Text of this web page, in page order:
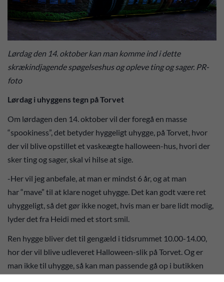
Lørdag den 14. oktober kan man komme ind i dette
skrækindjagende spøgelseshus og opleve ting og sager. PR-
foto
Lørdag i uhyggens tegn på Torvet
Om lørdagen den 14. oktober vil der foregå en masse
“spookiness”, det betyder hyggeligt uhygge, på Torvet, hvor
der vil blive opstillet et vaskeægte halloween-hus, hvori der
sker ting og sager, skal vi hilse at sige.
-Her vil jeg anbefale, at man er mindst 6 år, og at man
har “mave” til at klare noget uhygge. Det kan godt være ret
uhyggeligt, så det gør ikke noget, hvis man er bare lidt modig,
lyder det fra Heidi med et stort smil.
Ren hygge bliver det til gengæld i tidsrummet 10.00-14.00,
hor der vil blive udleveret Halloween-slik på Torvet. Og er
man ikke til uhygge, så kan man passende gå op i butikken